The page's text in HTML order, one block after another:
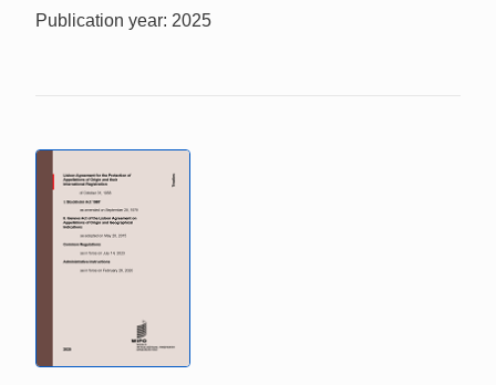
Publication year: 2025